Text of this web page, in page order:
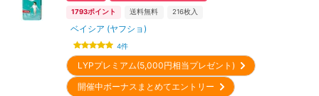
1793ポイント 送料無料 216枚入
ベイシア (ヤフショ)
4件
LYPプレミアム(5,000円相当プレゼント)
開催中ボーナスまとめてエントリー